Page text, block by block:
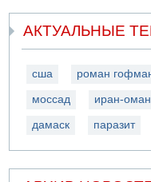
АКТУАЛЬНЫЕ
сша роман
моссад иран-оман
дамаск паразит